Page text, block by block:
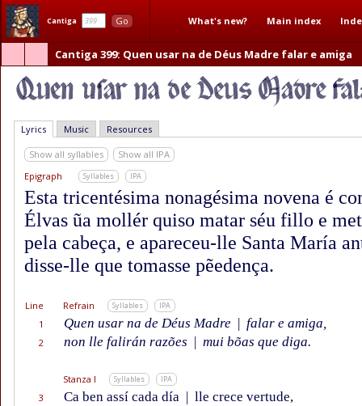
Cantiga Go What's new? Main index
Cantiga 399: Quen usar na de Déus Madre falar e amiga
Lyrics Music Resources
Show all syllables
Show all IPA
Epigraph
Syllables IPA
Esta tricentésima nonagésima novena é
Élvas ũa mollér quiso matar séu fillo e
pela cabeça, e apareceu-lle Santa María
disse-lle que tomasse pẽedença.
Line Refrain Syllables IPA
1 Quen usar na de Déus Madre | falar e amiga,
2 non lle falirán razões | mui bõas que diga.
Stanza I Syllables IPA
3 Ca ben assí cada día | lle crece vertude,